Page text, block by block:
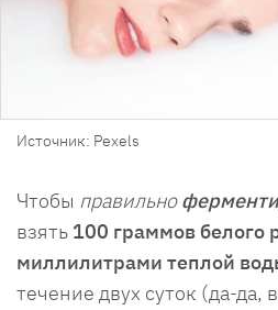
Источник: Pexels
Чтобы правильно
взять 100 граммов белого
миллилитрами теплой
течение двух суток (да-да,